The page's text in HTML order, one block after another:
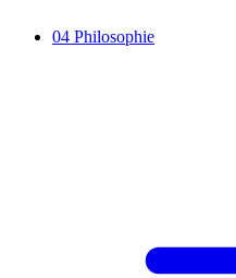
04 Philosophie